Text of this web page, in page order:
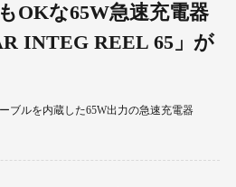
OKな65W急速充電器
INTEG REEL 65」が
ブルを内蔵した65W出力の急速充電器